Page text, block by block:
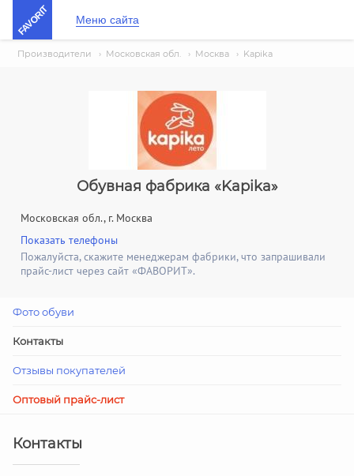
FAVORIT Меню сайта
Производители › Московская обл. › Москва › Kapika
Обувная фабрика «Kapika»
Московская обл., г. Москва
Показать телефоны
Пожалуйста, скажите менеджерам фабрики, что запрашивали
прайс-лист через сайт «ФАВОРИТ».
Фото обуви
Контакты
Отзывы покупателей
Оптовый прайс-лист
Контакты